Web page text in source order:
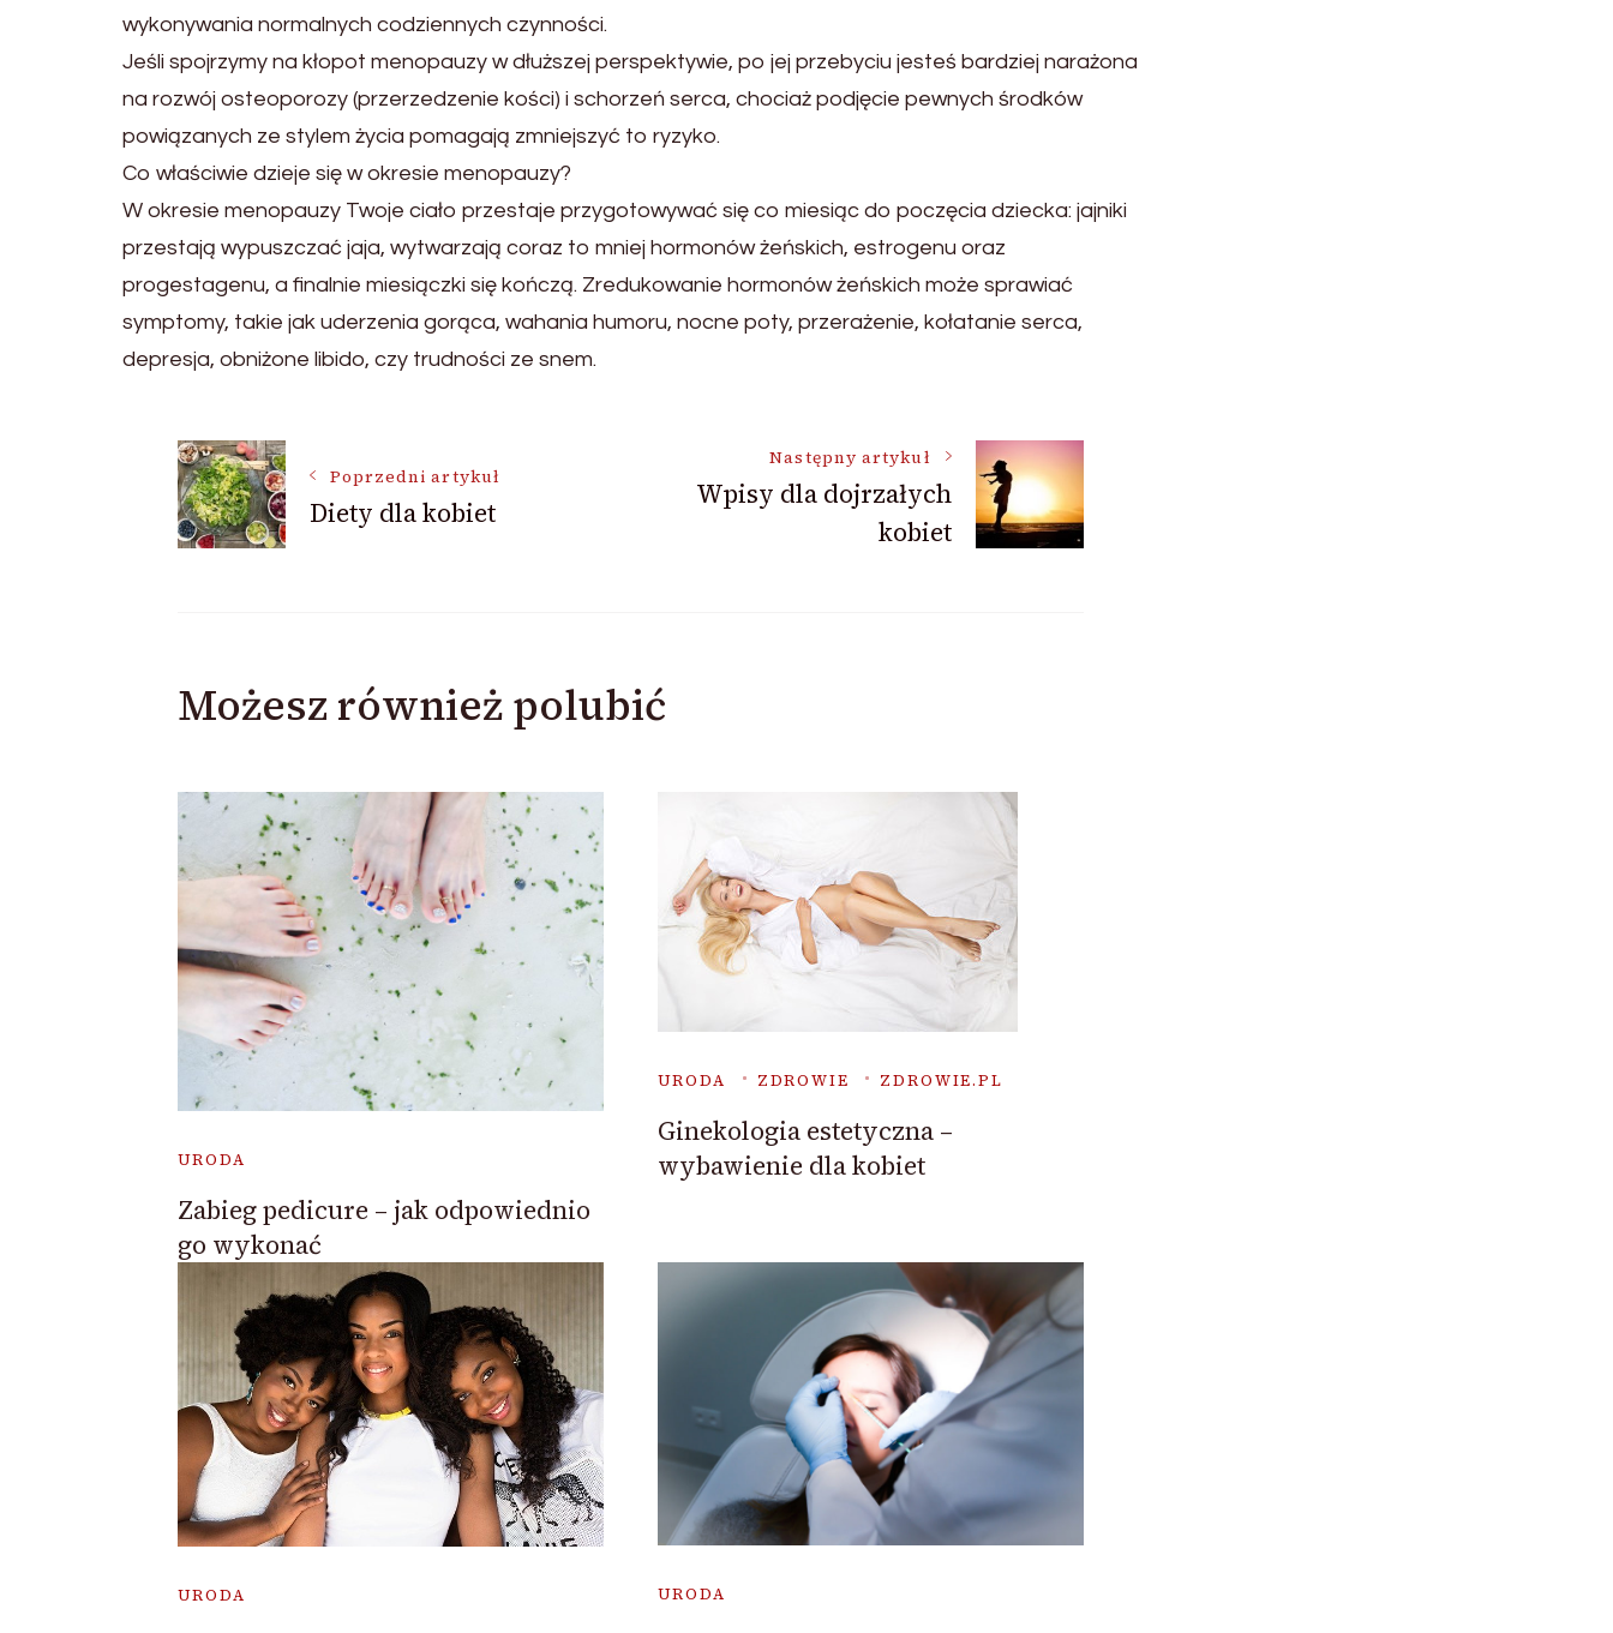
wykonywania normalnych codziennych czynności.
Jeśli spojrzymy na kłopot menopauzy w dłuższej perspektywie, po jej przebyciu jesteś bardziej narażona
na rozwój osteoporozy (przerzedzenie kości) i schorzeń serca, chociaż podjęcie pewnych środków
powiązanych ze stylem życia pomagają zmniejszyć to ryzyko.
Co właściwie dzieje się w okresie menopauzy?
W okresie menopauzy Twoje ciało przestaje przygotowywać się co miesiąc do poczęcia dziecka: jajniki
przestają wypuszczać jaja, wytwarzają coraz to mniej hormonów żeńskich, estrogenu oraz
progestagenu, a finalnie miesiączki się kończą. Zredukowanie hormonów żeńskich może sprawiać
symptomy, takie jak uderzenia gorąca, wahania humoru, nocne poty, przerażenie, kołatanie serca,
depresja, obniżone libido, czy trudności ze snem.
Nawigacja
wpisu
Poprzedni artykuł
Diety dla kobiet
Następny artykuł
Wpisy dla dojrzałych
kobiet
Możesz również polubić
URODA
Zabieg pedicure – jak odpowiednio
go wykonać
URODA ZDROWIE ZDROWIE.PL
Ginekologia estetyczna –
wybawienie dla kobiet
URODA URODA